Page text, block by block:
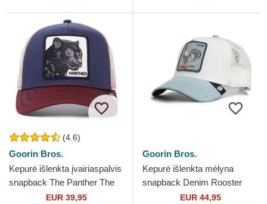
(4.6)
Goorin Bros.
Kepurė išlenkta įvairiaspalvis
snapback The Panther The
Farm Goorin Bros.
EUR 39,95
Goorin Bros.
Kepurė išlenkta mėlyna
snapback Denim Rooster
The Farm Goorin Bros.
EUR 44,95